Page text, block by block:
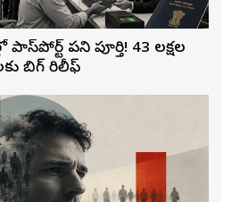
పని పూర్తి! 43 లక్షల
బిగ్ రిలీఫ్